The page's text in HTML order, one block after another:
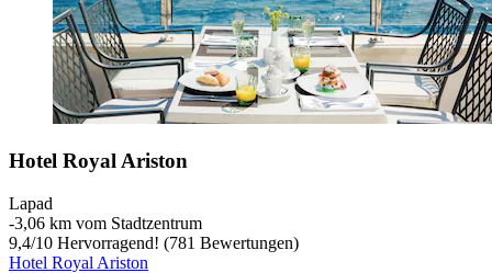
Hotel Royal Ariston
Lapad
‐3,06 km vom Stadtzentrum
9,4/10 Hervorragend! (781 Bewertungen)
Hotel Royal Ariston